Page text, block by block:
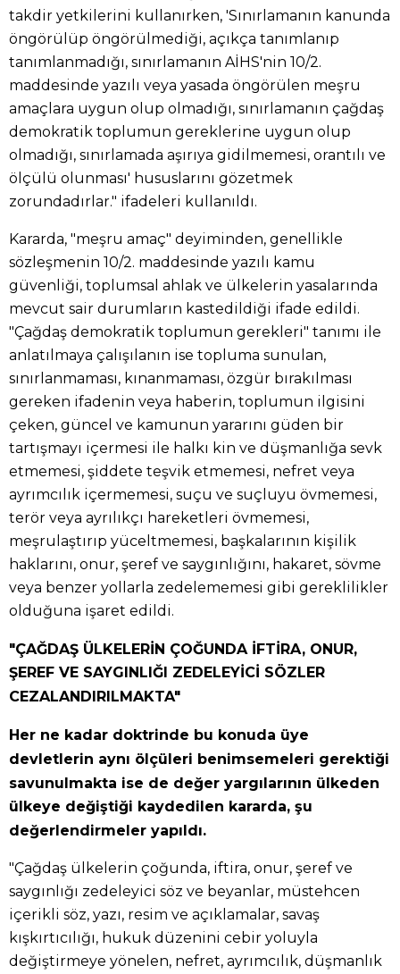
takdir yetkilerini kullanırken, 'Sınırlamanın kanunda
öngörülüp öngörülmediği, açıkça tanımlanıp
tanımlanmadığı, sınırlamanın AİHS'nin 10/2.
maddesinde yazılı veya yasada öngörülen meşru
amaçlara uygun olup olmadığı, sınırlamanın çağdaş
demokratik toplumun gereklerine uygun olup
olmadığı, sınırlamada aşırıya gidilmemesi, orantılı ve
ölçülü olunması' hususlarını gözetmek
zorundadırlar." ifadeleri kullanıldı.
Kararda, "meşru amaç" deyiminden, genellikle
sözleşmenin 10/2. maddesinde yazılı kamu
güvenliği, toplumsal ahlak ve ülkelerin yasalarında
mevcut sair durumların kastedildiği ifade edildi.
"Çağdaş demokratik toplumun gerekleri" tanımı ile
anlatılmaya çalışılanın ise topluma sunulan,
sınırlanmaması, kınanmaması, özgür bırakılması
gereken ifadenin veya haberin, toplumun ilgisini
çeken, güncel ve kamunun yararını güden bir
tartışmayı içermesi ile halkı kin ve düşmanlığa sevk
etmemesi, şiddete teşvik etmemesi, nefret veya
ayrımcılık içermemesi, suçu ve suçluyu övmemesi,
terör veya ayrılıkçı hareketleri övmemesi,
meşrulaştırıp yüceltmemesi, başkalarının kişilik
haklarını, onur, şeref ve saygınlığını, hakaret, sövme
veya benzer yollarla zedelememesi gibi gereklilikler
olduğuna işaret edildi.
"ÇAĞDAŞ ÜLKELERİN ÇOĞUNDA İFTİRA, ONUR,
ŞEREF VE SAYGINLIĞI ZEDELEYİCİ SÖZLER
CEZALANDIRILMAKTA"
Her ne kadar doktrinde bu konuda üye
devletlerin aynı ölçüleri benimsemeleri gerektiği
savunulmakta ise de değer yargılarının ülkeden
ülkeye değiştiği kaydedilen kararda, şu
değerlendirmeler yapıldı.
"Çağdaş ülkelerin çoğunda, iftira, onur, şeref ve
saygınlığı zedeleyici söz ve beyanlar, müstehcen
içerikli söz, yazı, resim ve açıklamalar, savaş
kışkırtıcılığı, hukuk düzenini cebir yoluyla
değiştirmeye yönelen, nefret, ayrımcılık, düşmanlık